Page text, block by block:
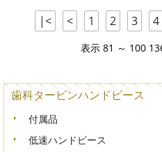
|< < 1 2 3 4
表示 81 ～ 100
歯科タービンハンドピース
付属品
低速ハンドピース